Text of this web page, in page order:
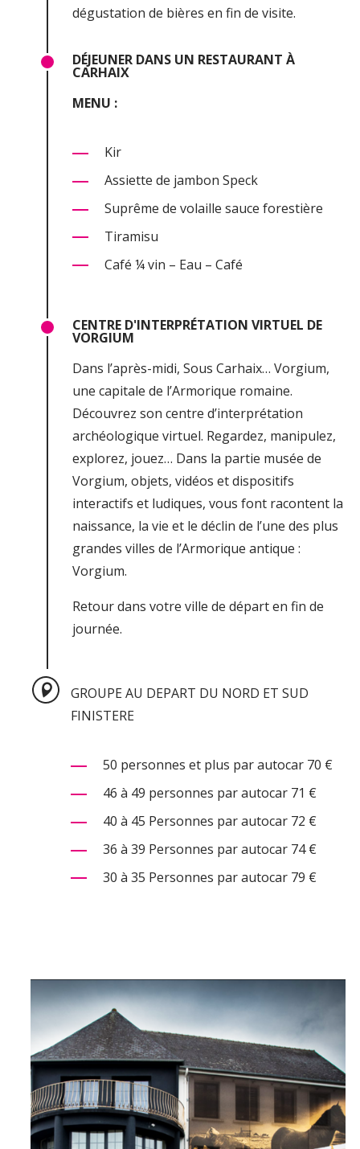
dégustation de bières en fin de visite.
DÉJEUNER DANS UN RESTAURANT À
CARHAIX
MENU :
Kir
Assiette de jambon Speck
Suprême de volaille sauce forestière
Tiramisu
Café ¼ vin – Eau – Café
CENTRE D'INTERPRÉTATION VIRTUEL DE
VORGIUM
Dans l’après-midi, Sous Carhaix… Vorgium,
une capitale de l’Armorique romaine.
Découvrez son centre d’interprétation
archéologique virtuel. Regardez, manipulez,
explorez, jouez… Dans la partie musée de
Vorgium, objets, vidéos et dispositifs
interactifs et ludiques, vous font racontent la
naissance, la vie et le déclin de l’une des plus
grandes villes de l’Armorique antique :
Vorgium.
Retour dans votre ville de départ en fin de
journée.
GROUPE AU DEPART DU NORD ET SUD
FINISTERE
50 personnes et plus par autocar 70 €
46 à 49 personnes par autocar 71 €
40 à 45 Personnes par autocar 72 €
36 à 39 Personnes par autocar 74 €
30 à 35 Personnes par autocar 79 €